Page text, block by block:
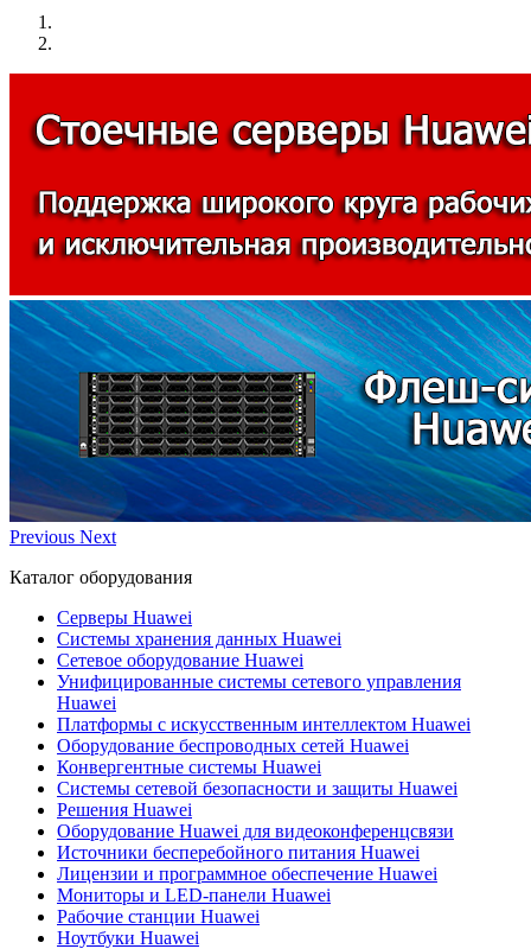
Previous Next
Каталог оборудования
Серверы Huawei
Системы хранения данных Huawei
Сетевое оборудование Huawei
Унифицированные системы сетевого управления
Huawei
Платформы с искусственным интеллектом Huawei
Оборудование беспроводных сетей Huawei
Конвергентные системы Huawei
Системы сетевой безопасности и защиты Huawei
Решения Huawei
Оборудование Huawei для видеоконференцсвязи
Источники бесперебойного питания Huawei
Лицензии и программное обеспечение Huawei
Мониторы и LED-панели Huawei
Рабочие станции Huawei
Ноутбуки Huawei